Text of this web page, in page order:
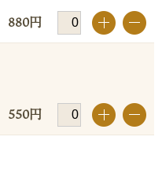
880円 +
550円 +